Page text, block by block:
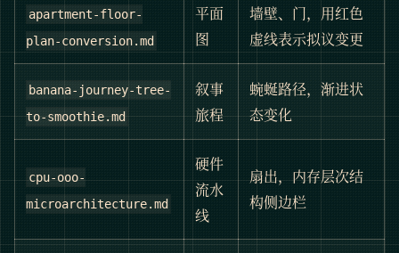
apartment-floor-
plan-conversion.md
平面
图
墙壁、门，用红色
虚线表示拟议变更
banana-journey-tree-
to-smoothie.md
叙事
旅程
蜿蜒路径，渐进状
态变化
cpu-ooo-
microarchitecture.md
硬件
流水
线
扇出，内存层次结
构侧边栏